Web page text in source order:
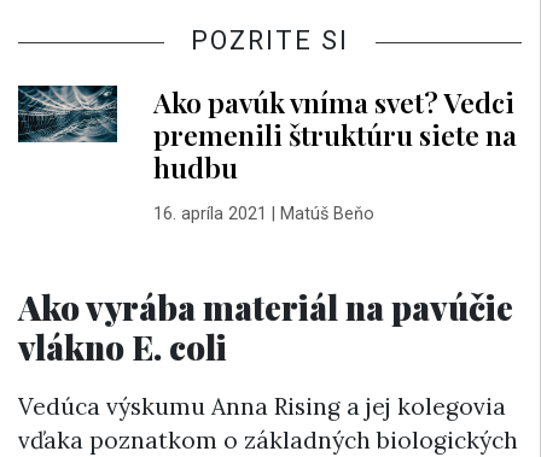
POZRITE SI
Ako pavúk vníma svet? Vedci
premenili štruktúru siete na
hudbu
16. apríla 2021 Matúš Beňo
Ako vyrába materiál na pavúčie
vlákno E. coli
Vedúca výskumu Anna Rising a jej kolegovia
vďaka poznatkom o základných biologických